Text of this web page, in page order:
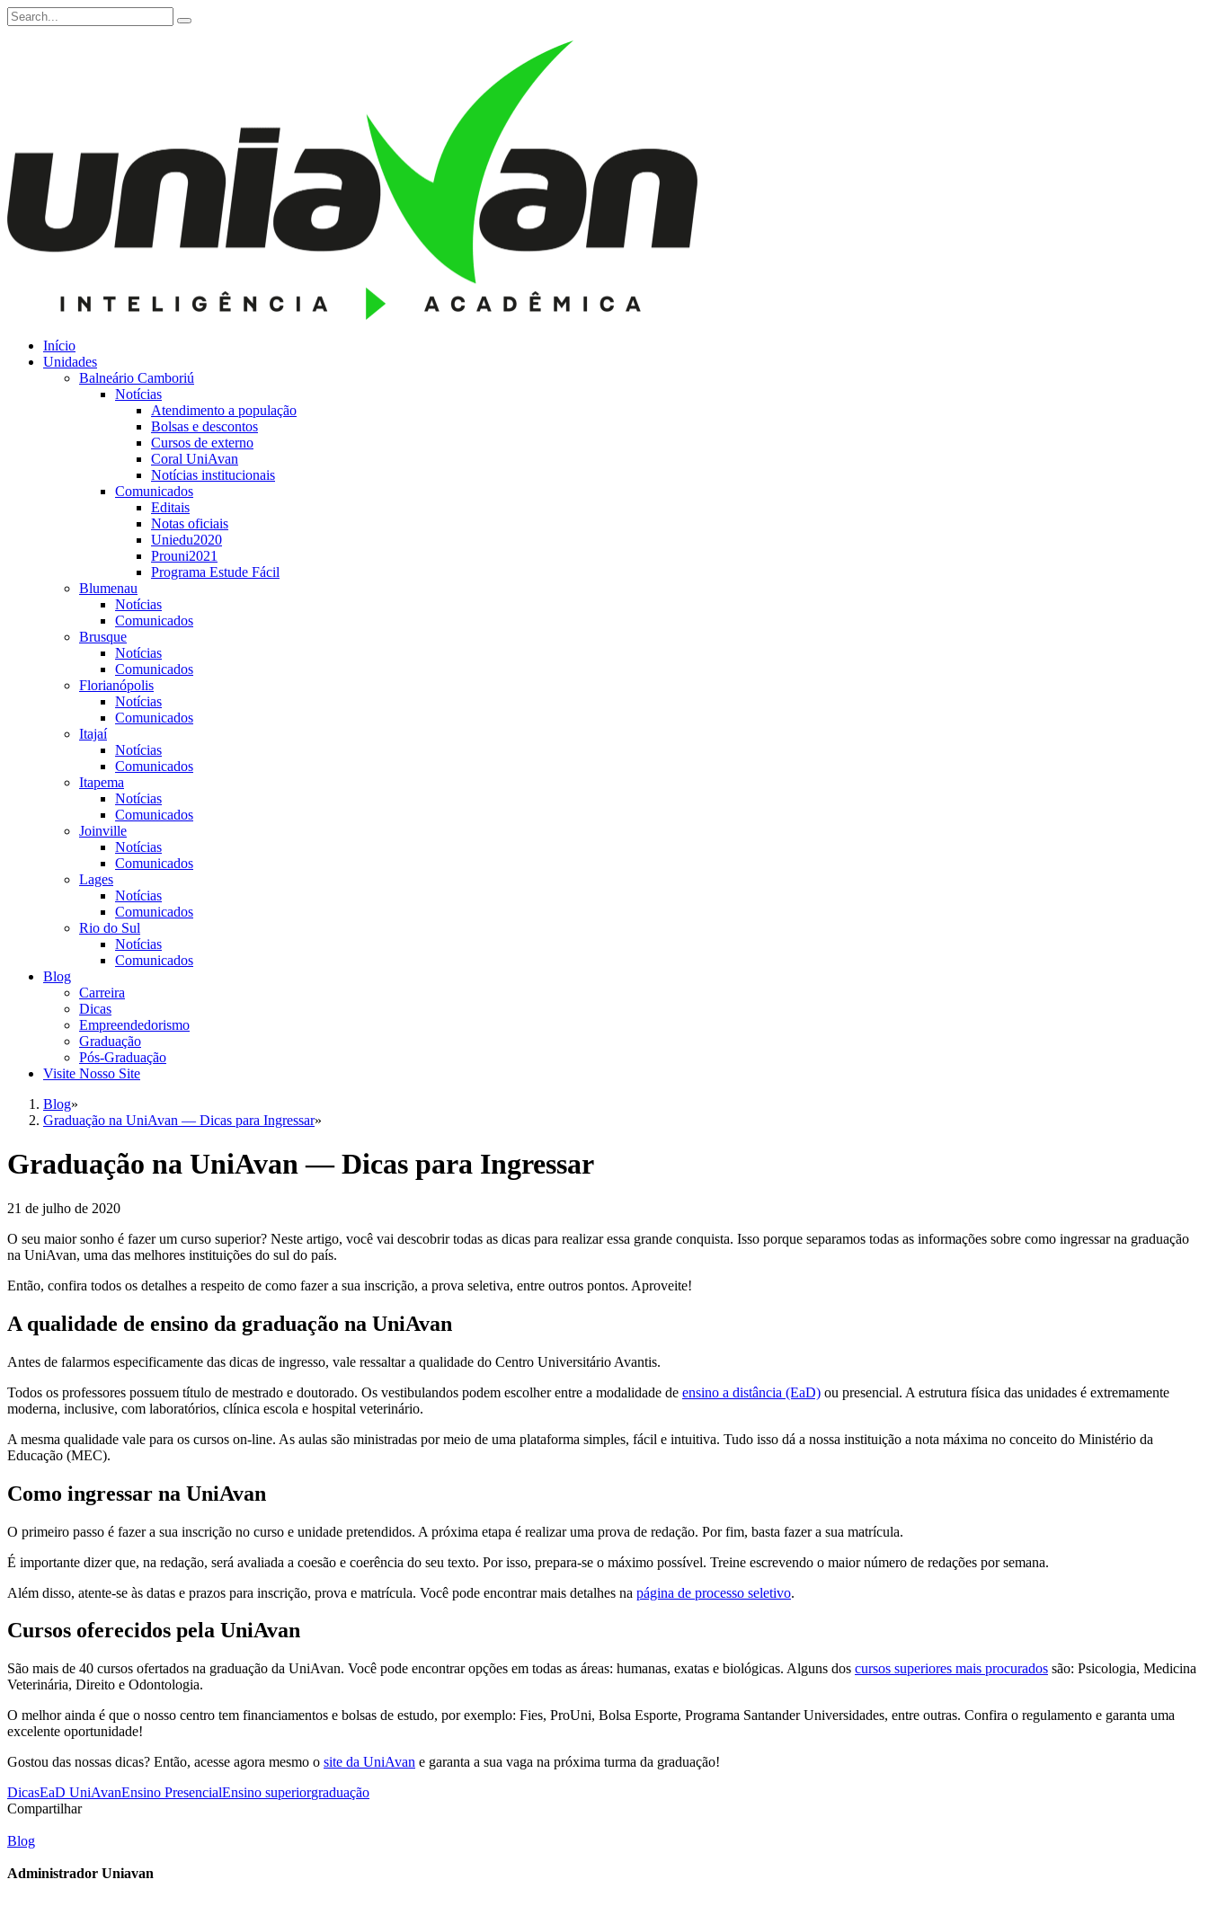
Início
Unidades
Balneário Camboriú
Notícias
Atendimento a população
Bolsas e descontos
Cursos de externo
Coral UniAvan
Notícias institucionais
Comunicados
Editais
Notas oficiais
Uniedu2020
Prouni2021
Programa Estude Fácil
Blumenau
Notícias
Comunicados
Brusque
Notícias
Comunicados
Florianópolis
Notícias
Comunicados
Itajaí
Notícias
Comunicados
Itapema
Notícias
Comunicados
Joinville
Notícias
Comunicados
Lages
Notícias
Comunicados
Rio do Sul
Notícias
Comunicados
Blog
Carreira
Dicas
Empreendedorismo
Graduação
Pós-Graduação
Visite Nosso Site
Blog»
Graduação na UniAvan — Dicas para Ingressar»
Graduação na UniAvan — Dicas para Ingressar
21 de julho de 2020
O seu maior sonho é fazer um curso superior? Neste artigo, você vai descobrir todas as dicas para realizar essa grande conquista. Isso porque separamos todas as informações sobre como ingressar na graduação
na UniAvan, uma das melhores instituições do sul do país.
Então, confira todos os detalhes a respeito de como fazer a sua inscrição, a prova seletiva, entre outros pontos. Aproveite!
A qualidade de ensino da graduação na UniAvan
Antes de falarmos especificamente das dicas de ingresso, vale ressaltar a qualidade do Centro Universitário Avantis.
Todos os professores possuem título de mestrado e doutorado. Os vestibulandos podem escolher entre a modalidade de ensino a distância (EaD) ou presencial. A estrutura física das unidades é extremamente
moderna, inclusive, com laboratórios, clínica escola e hospital veterinário.
A mesma qualidade vale para os cursos on-line. As aulas são ministradas por meio de uma plataforma simples, fácil e intuitiva. Tudo isso dá a nossa instituição a nota máxima no conceito do Ministério da
Educação (MEC).
Como ingressar na UniAvan
O primeiro passo é fazer a sua inscrição no curso e unidade pretendidos. A próxima etapa é realizar uma prova de redação. Por fim, basta fazer a sua matrícula.
É importante dizer que, na redação, será avaliada a coesão e coerência do seu texto. Por isso, prepara-se o máximo possível. Treine escrevendo o maior número de redações por semana.
Além disso, atente-se às datas e prazos para inscrição, prova e matrícula. Você pode encontrar mais detalhes na página de processo seletivo.
Cursos oferecidos pela UniAvan
São mais de 40 cursos ofertados na graduação da UniAvan. Você pode encontrar opções em todas as áreas: humanas, exatas e biológicas. Alguns dos cursos superiores mais procurados são: Psicologia, Medicina
Veterinária, Direito e Odontologia.
O melhor ainda é que o nosso centro tem financiamentos e bolsas de estudo, por exemplo: Fies, ProUni, Bolsa Esporte, Programa Santander Universidades, entre outras. Confira o regulamento e garanta uma
excelente oportunidade!
Gostou das nossas dicas? Então, acesse agora mesmo o site da UniAvan e garanta a sua vaga na próxima turma da graduação!
DicasEaD UniAvanEnsino PresencialEnsino superiorgraduação
Compartilhar
Blog
Administrador Uniavan